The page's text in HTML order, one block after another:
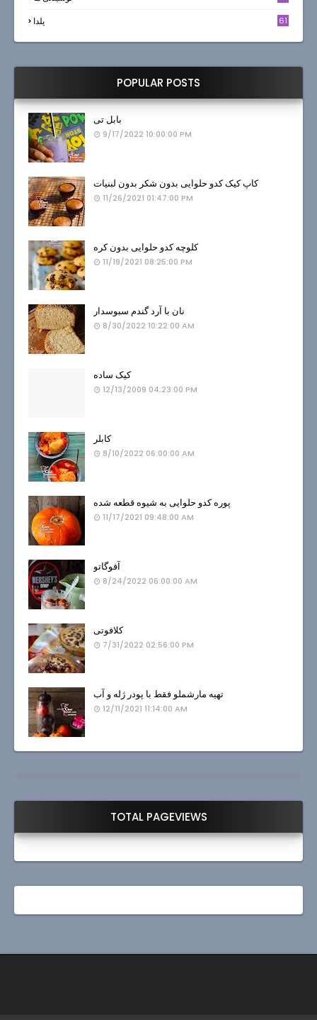
یلدا 61
POPULAR POSTS
بابل تی
9/17/2022 10:00:00 PM
کاپ کیک کدو حلوایی بدون شکر بدون لبنیات
11/26/2021 01:47:00 PM
کلوچه کدو حلوایی بدون کره
11/19/2021 08:25:00 PM
نان با آرد گندم سبوسدار
8/30/2022 10:22:00 AM
کیک ساده
12/13/2009 04:23:00 PM
کابلر
8/10/2022 06:00:00 AM
پوره کدو حلوایی به شیوه قطعه شده
11/17/2021 09:48:00 AM
آفوگاتو
8/24/2022 06:00:00 AM
کلافوتی
7/31/2022 02:56:00 PM
تهیه مارشملو فقط با پودر ژله و آب
12/11/2021 11:14:00 AM
TOTAL PAGEVIEWS